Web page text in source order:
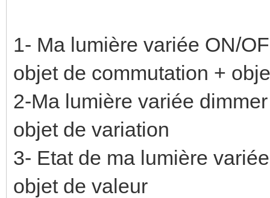
1- Ma lumière variée ON/
objet de commutation +
2-Ma lumière variée
objet de variation
3- Etat de ma lumière
objet de valeur